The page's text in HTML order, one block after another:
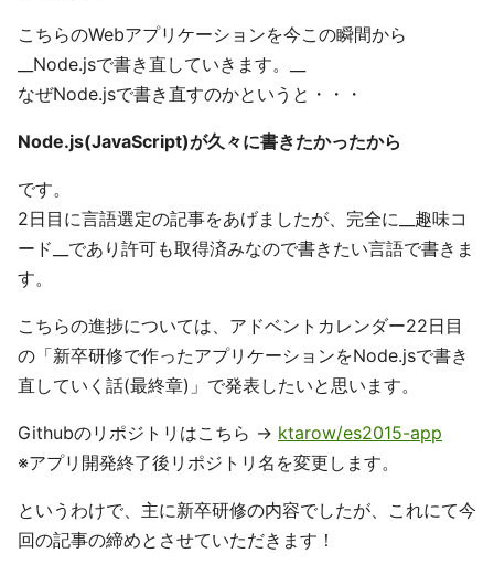
こちらのWebアプリケーションを今この瞬間から
__Node.jsで書き直していきます。__
なぜNode.jsで書き直すのかというと・・・
Node.js(JavaScript)が久々に書きたかったから
です。
2日目に言語選定の記事をあげましたが、完全に__趣味コ
ード__であり許可も取得済みなので書きたい言語で書きま
す。
こちらの進捗については、アドベントカレンダー22日目
の「新卒研修で作ったアプリケーションをNode.jsで書き
直していく話(最終章)」で発表したいと思います。
Githubのリポジトリはこちら → ktarow/es2015-app
※アプリ開発終了後リポジトリ名を変更します。
というわけで、主に新卒研修の内容でしたが、これにて今
回の記事の締めとさせていただきます！